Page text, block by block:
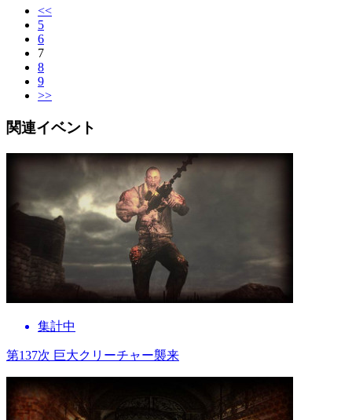
<<
5
6
7
8
9
>>
関連イベント
集計中
第137次 巨大クリーチャー襲来